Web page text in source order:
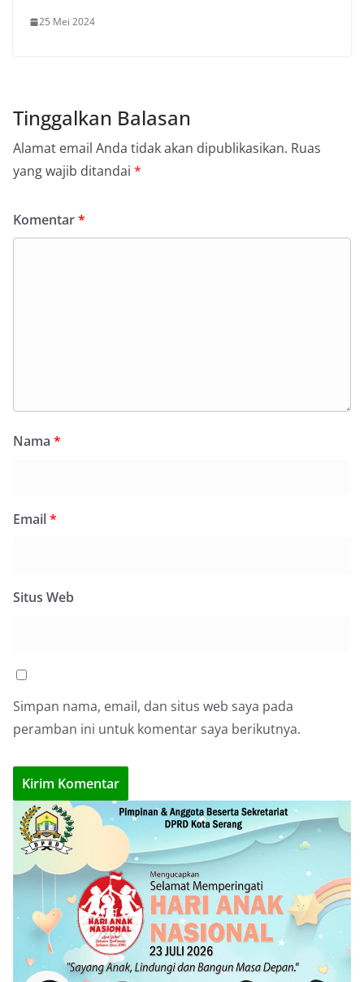
25 Mei 2024
Tinggalkan Balasan
Alamat email Anda tidak akan dipublikasikan. Ruas
yang wajib ditandai *
Komentar*
Nama *
Email*
Situs Web
Simpan nama, email, dan situs web saya pada
peramban ini untuk komentar saya berikutnya.